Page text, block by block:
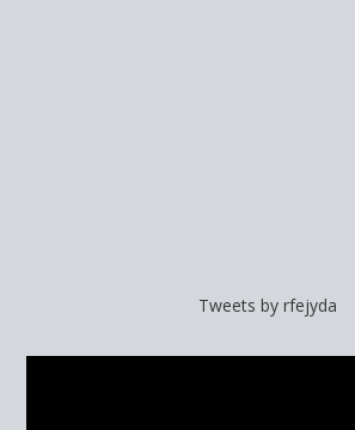
Tweets by rfejyda